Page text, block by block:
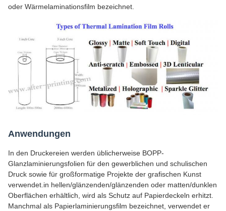
oder Wärmelaminationsfilm bezeichnet.
Anwendungen
In den Druckereien werden üblicherweise BOPP-
Glanzlaminierungsfolien für den gewerblichen und schulischen
Druck sowie für großformatige Projekte der grafischen Kunst
verwendet.in hellen/glänzenden/glänzenden oder matten/dunklen
Oberflächen erhältlich, wird als Schutz auf Papierdeckeln erhitzt.
Manchmal als Papierlaminierungsfilm bezeichnet, verwendet er